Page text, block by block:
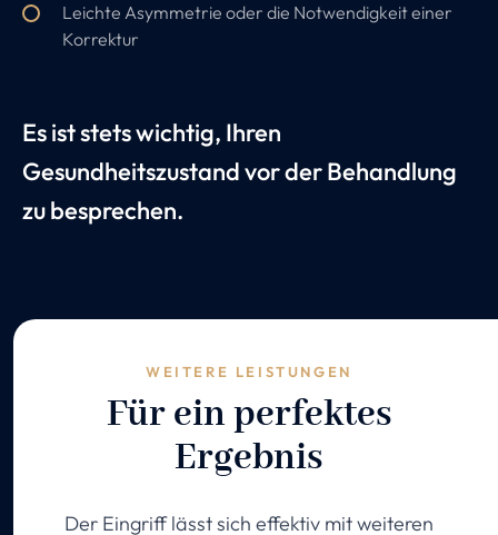
Leichte Asymmetrie oder die Notwendigkeit einer
Korrektur
Es ist stets wichtig, Ihren
Gesundheitszustand vor der Behandlung
zu besprechen.
WEITERE LEISTUNGEN
Für ein perfektes
Ergebnis
Der Eingriff lässt sich effektiv mit weiteren